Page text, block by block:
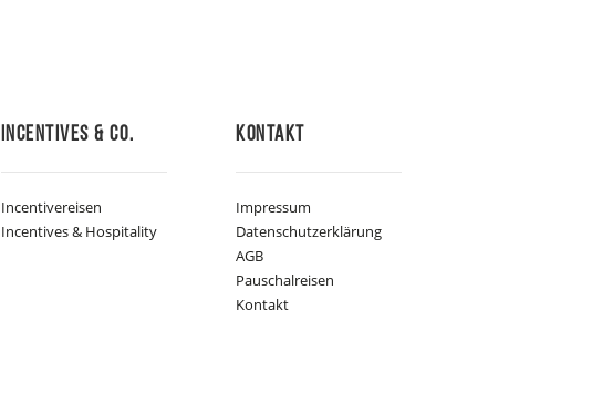
Incentives & Co.
Incentivereisen
Incentives & Hospitality
Kontakt
Impressum
Datenschutzerklärung
AGB
Pauschalreisen
Kontakt